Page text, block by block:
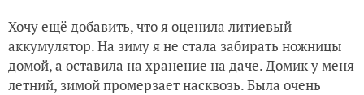
Хочу ещё добавить, что я оценила литиевый
аккумулятор. На зиму я не стала забирать ножницы
домой, а оставила на хранение на даче. Домик у меня
летний, зимой промерзает насквозь. Была очень